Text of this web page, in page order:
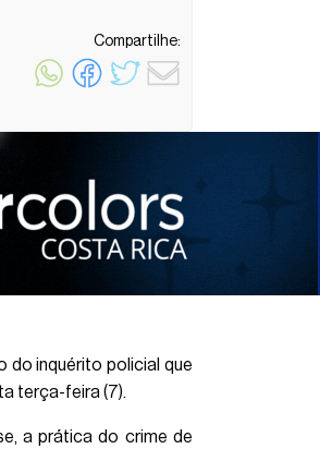
Compartilhe:
do inquérito policial que
terça-feira (7).
a prática do crime de